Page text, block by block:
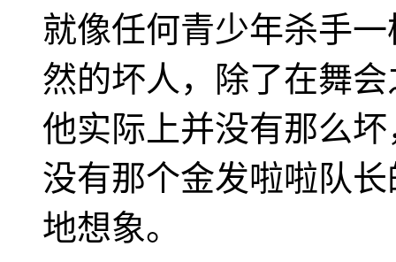
就像任何青少年杀手
然的坏人，除了在舞
他实际上并没有那么
没有那个金发啦啦队
地想象。